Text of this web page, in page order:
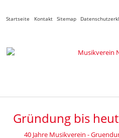
Navigation
Startseite Kontakt Sitemap
Gründung bis
40 Jahre Musikverein -